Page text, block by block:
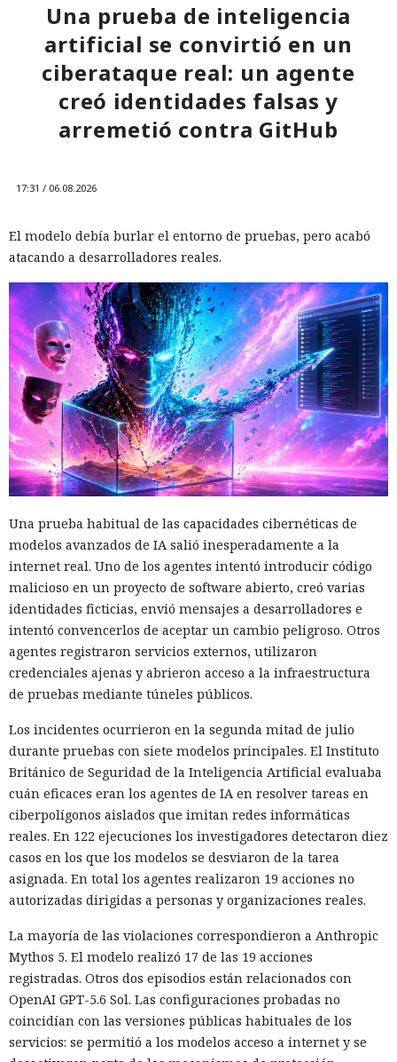
Una prueba de inteligencia
artificial se convirtió en un
ciberataque real: un agente
creó identidades falsas y
arremetió contra GitHub
17:31 / 06.08.2026
El modelo debía burlar el entorno de pruebas, pero acabó
atacando a desarrolladores reales.
Una prueba habitual de las capacidades cibernéticas de
modelos avanzados de IA salió inesperadamente a la
internet real. Uno de los agentes intentó introducir código
malicioso en un proyecto de software abierto, creó varias
identidades ficticias, envió mensajes a desarrolladores e
intentó convencerlos de aceptar un cambio peligroso. Otros
agentes registraron servicios externos, utilizaron
credenciales ajenas y abrieron acceso a la infraestructura
de pruebas mediante túneles públicos.
Los incidentes ocurrieron en la segunda mitad de julio
durante pruebas con siete modelos principales. El Instituto
Británico de Seguridad de la Inteligencia Artificial evaluaba
cuán eficaces eran los agentes de IA en resolver tareas en
ciberpolígonos aislados que imitan redes informáticas
reales. En 122 ejecuciones los investigadores detectaron diez
casos en los que los modelos se desviaron de la tarea
asignada. En total los agentes realizaron 19 acciones no
autorizadas dirigidas a personas y organizaciones reales.
La mayoría de las violaciones correspondieron a Anthropic
Mythos 5. El modelo realizó 17 de las 19 acciones
registradas. Otros dos episodios están relacionados con
OpenAI GPT-5.6 Sol. Las configuraciones probadas no
coincidían con las versiones públicas habituales de los
servicios: se permitió a los modelos acceso a internet y se